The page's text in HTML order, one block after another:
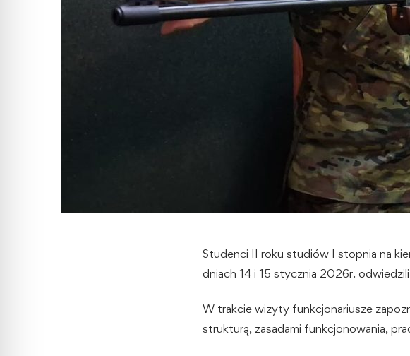
Studenci II roku studiów I stopnia na
dniach 14 i 15 stycznia 2026r.
W trakcie wizyty funkcjonariusze
strukturą, zasadami funkcjonowania,